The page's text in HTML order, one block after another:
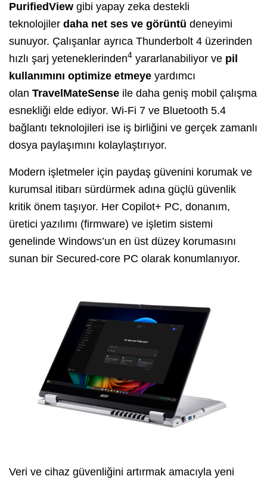
PurifiedView gibi yapay zeka destekli
teknolojiler daha net ses ve görüntü deneyimi
sunuyor. Çalışanlar ayrıca Thunderbolt 4 üzerinden
hızlı şarj yeteneklerinden4 yararlanabiliyor ve pil
kullanımını optimize etmeye yardımcı
olan TravelMateSense ile daha geniş mobil çalışma
esnekliği elde ediyor. Wi-Fi 7 ve Bluetooth 5.4
bağlantı teknolojileri ise iş birliğini ve gerçek zamanlı
dosya paylaşımını kolaylaştırıyor.
Modern işletmeler için paydaş güvenini korumak ve
kurumsal itibarı sürdürmek adına güçlü güvenlik
kritik önem taşıyor. Her Copilot+ PC, donanım,
üretici yazılımı (firmware) ve işletim sistemi
genelinde Windows’un en üst düzey korumasını
sunan bir Secured-core PC olarak konumlanıyor.
Veri ve cihaz güvenliğini artırmak amacıyla yeni